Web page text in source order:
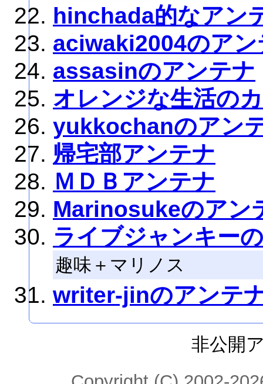
hinchada的なアン
aciwaki2004のアン
assasinのアンテナ
オレンジな生活の
yukkochanのアン
帰宅部アンテナ
ＭＤＢアンテナ
Marinosukeのアン
ライブジャンキー
趣味＋マリノス
writer-jinのアンテ
非公開